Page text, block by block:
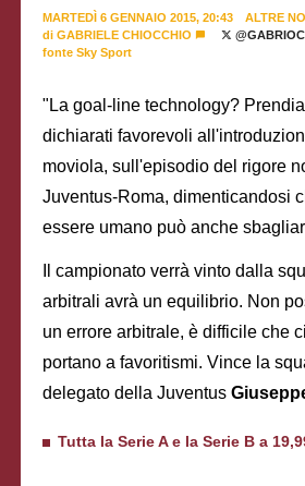
MARTEDÌ 6 GENNAIO 2015, 20:43
ALTRE
di GABRIELE CHIOCCHIO
@GABRIOC
fonte Sky Sport
"La goal-line technology?
dichiarati favorevoli
moviola, sull'episodio del rigore
Juventus-Roma, dimenticandosi
essere umano può anche
Il campionato verrà vinto dalla
arbitrali avrà un equilibrio. Non
un errore arbitrale, è difficile che
portano a favoritismi. Vince la
delegato della Juventus
Tutta la Serie A e la Serie B a